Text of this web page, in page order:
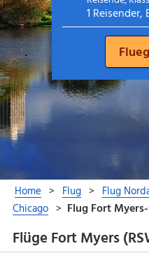
Flüge Fort Myers